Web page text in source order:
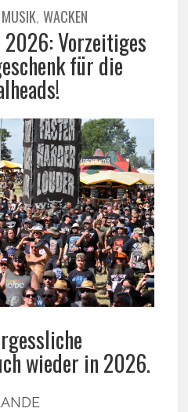
MUSIK,WACKEN
2026: Vorzeitiges
für die
wieder in 2026.